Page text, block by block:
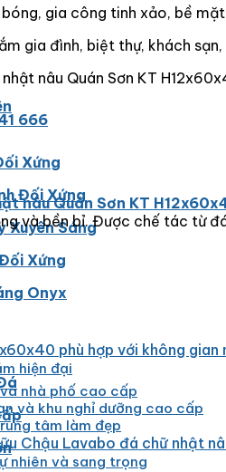
Xứng
Đối Xứng
Xuyên Sáng
Xứng
Onyx
bóng, gia công tinh xảo, bề
gia đình, biệt thự, khách sạn,
nâu Quán Sơn KT
666
nâu Quán Sơn KT
và bền bỉ. Được chế tác từ
phù hợp với không gian
hiện đại
nhà phố cao cấp
và khu nghỉ dưỡng cao cấp
tâm làm đẹp
Chậu Lavabo đá chữ nhật
nhiên và sang trọng